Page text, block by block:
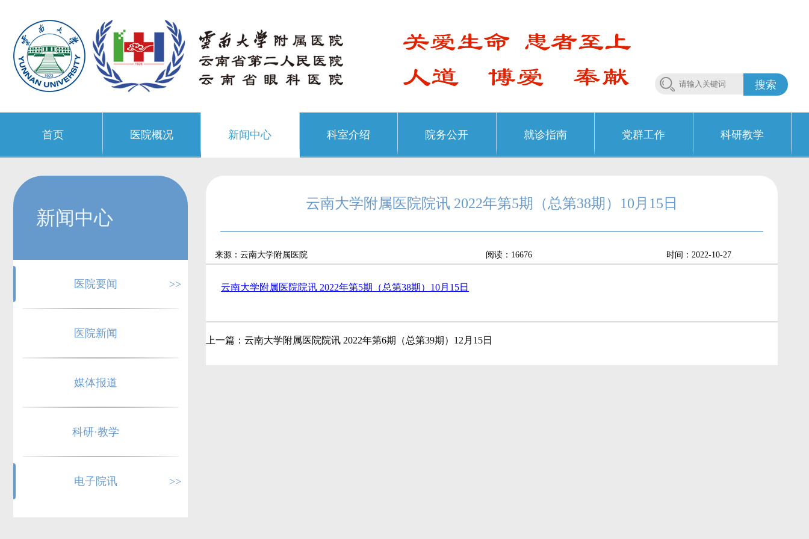
搜索
首页 医院概况 新闻中心 科室介绍 院务公开 就诊指南 党群工作 科研教学
新闻中心
医院要闻 >>
医院新闻
媒体报道
科研·教学
电子院讯 >>
云南大学附属医院院讯 2022年第5期（总第38期）10月15日
来源：云南大学附属医院 阅读：16676 时间：2022-10-27
云南大学附属医院院讯 2022年第5期（总第38期）10月15日
上一篇： 云南大学附属医院院讯 2022年第6期（总第39期）12月15日